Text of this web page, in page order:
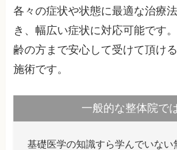
各々の症状や状態に最適な治療
き、幅広い症状に対応可能です
齢の方まで安心して受けて頂け
施術です。
一般的な整体院で
基礎医学の知識すら学んでいない